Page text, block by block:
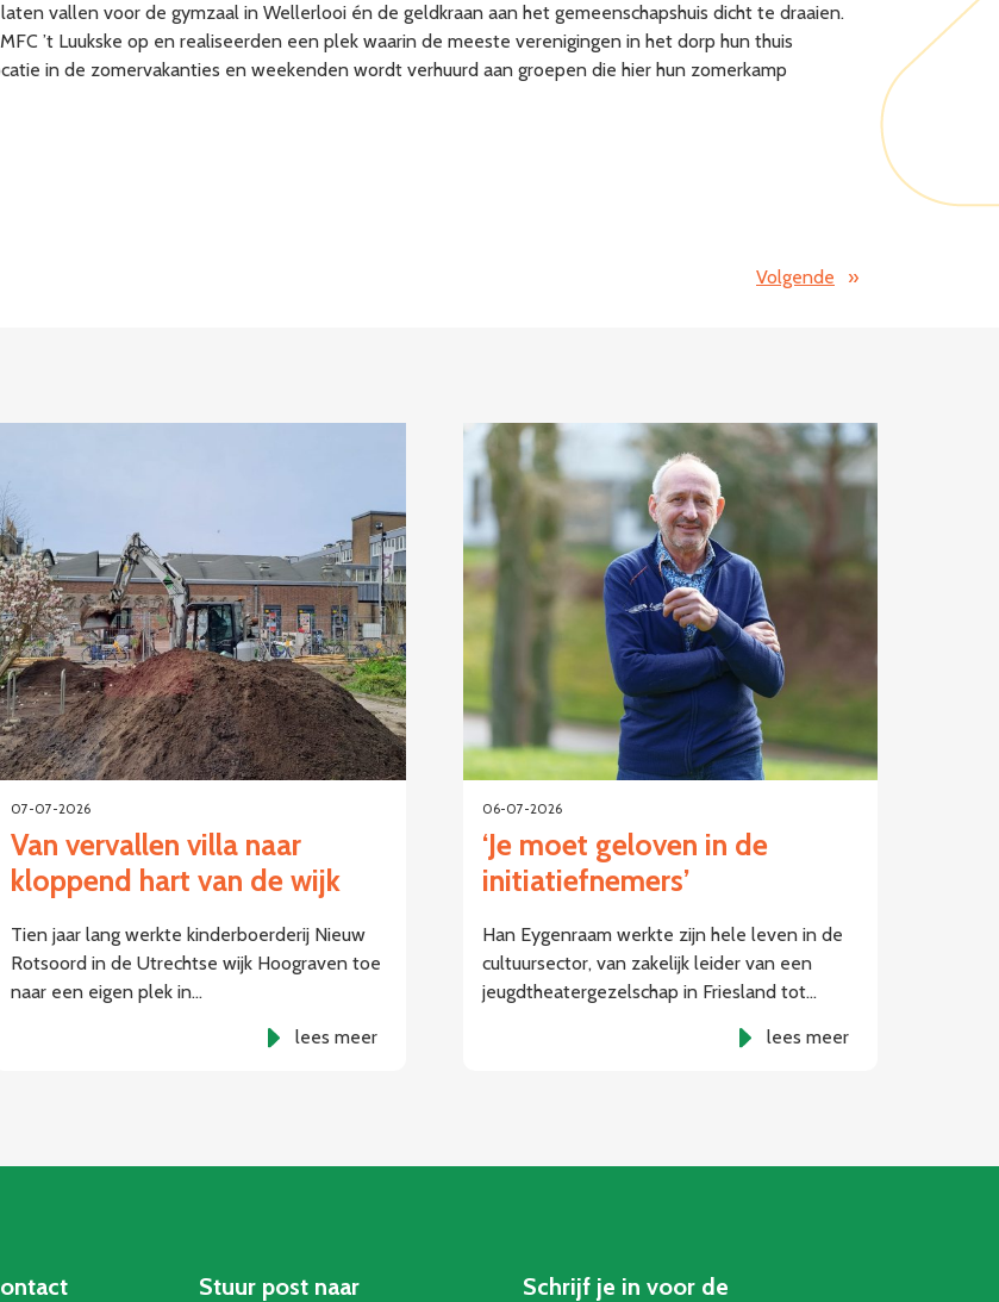
vallen voor de gymzaal in Wellerlooi én de geldkraan aan het gemeenschapshuis dicht te draaien.
’t Luukske op en realiseerden een plek waarin de meeste verenigingen in het dorp hun thuis
in de zomervakanties en weekenden wordt verhuurd aan groepen die hier hun zomerkamp
Volgende »
07-07-2026
Van vervallen villa naar
kloppend hart van de wijk
Tien jaar lang werkte kinderboerderij Nieuw
Rotsoord in de Utrechtse wijk Hoograven toe
naar een eigen plek in…
lees meer
06-07-2026
‘Je moet geloven in de
initiatiefnemers’
Han Eygenraam werkte zijn hele leven in de
cultuursector, van zakelijk leider van een
jeugdtheatergezelschap in Friesland tot…
lees meer
Stuur post naar
Schrijf je in voor de